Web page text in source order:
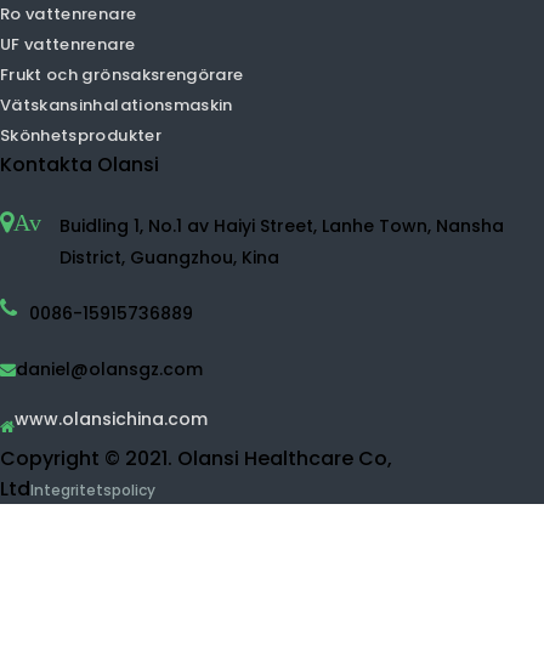
Tv-luftrenare
HEPA luftrenare
Hemluftrenare
UVC luftrenare
Vätgasvattenspruta
Vätet vattenmakare
Vätgasflaska
Vattenrenare
Ro vattenrenare
UF vattenrenare
Frukt och grönsaksrengörare